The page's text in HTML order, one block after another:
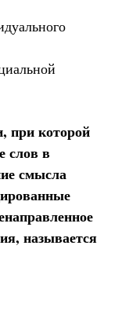
при которой
слов в
смысла
называется